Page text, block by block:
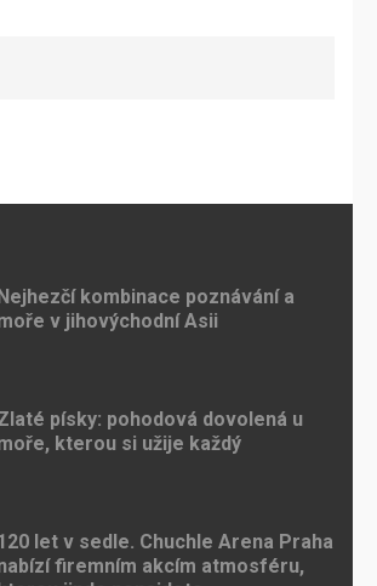
kombinace poznávání a
v jihovýchodní Asii
písky: pohodová dovolená u
kterou si užije každý
let v sedle. Chuchle Arena Praha
firemním akcím atmosféru,